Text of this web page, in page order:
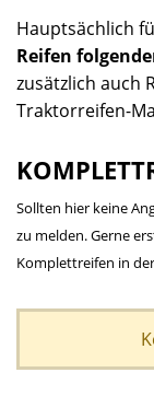
Hauptsächlich
Reifen
zusätzlich auch
Traktorreifen-
Sollten hier keine
zu melden. Gerne
Komplettreifen in